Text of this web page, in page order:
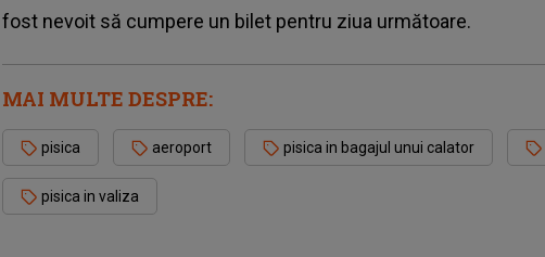
fost nevoit să cumpere un bilet pentru ziua următoare.
MAI MULTE DESPRE:
pisica aeroport pisica in bagajul unui calator
pisica in valiza